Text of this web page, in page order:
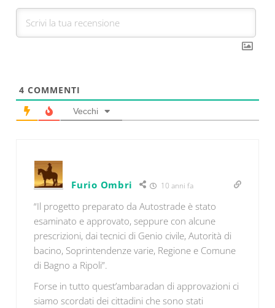
4 COMMENTI
Vecchi
Furio Ombri 10 anni fa
“Il progetto preparato da Autostrade è stato
esaminato e approvato, seppure con alcune
prescrizioni, dai tecnici di Genio civile, Autorità di
bacino, Soprintendenze varie, Regione e Comune
di Bagno a Ripoli”.
Forse in tutto quest’ambaradan di approvazioni ci
siamo scordati dei cittadini che sono stati